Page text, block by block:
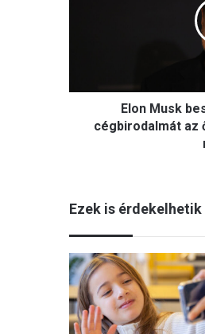
b
E
l
l
Elon Musk
cégbirodalmát az
Ezek is érdekelhetik